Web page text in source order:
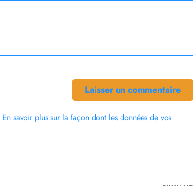
En savoir plus sur la façon dont les données de vos